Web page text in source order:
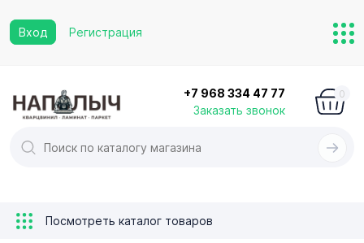
Вход Регистрация
+7 968 334 47 77
Заказать звонок
0
Посмотреть каталог товаров